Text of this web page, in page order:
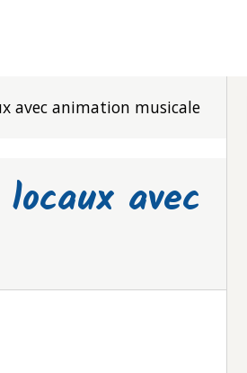
avec animation musicale
avec